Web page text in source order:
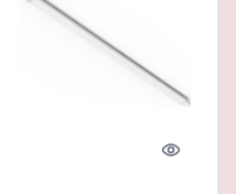
Quick